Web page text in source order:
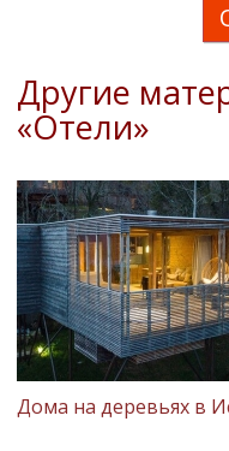
Другие
«Отели»
Дома на деревьях в